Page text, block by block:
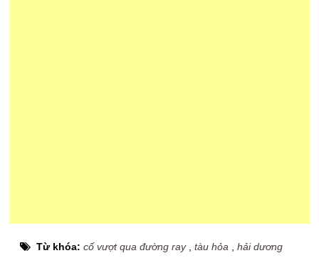
Từ khóa:cố vượt qua đường ray,tàu hỏa ,hải dương